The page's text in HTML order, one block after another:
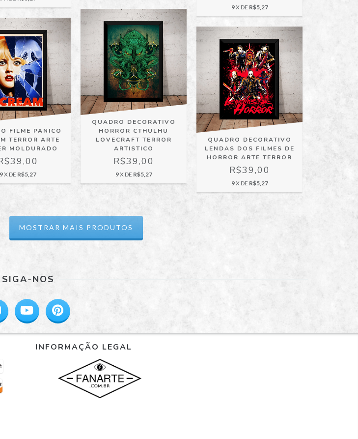
9X DE R$5,27
FILME PANICO
TERROR ARTE
MOLDURADO
9X DE R$5,27
QUADRO DECORATIVO
HORROR CTHULHU
LOVECRAFT TERROR
ARTISTICO
R$39,00
9X DE R$5,27
QUADRO DECORATIVO
LENDAS DOS FILMES DE
HORROR ARTE TERROR
R$39,00
9X DE R$5,27
MOSTRAR MAIS PRODUTOS
SIGA-NOS
INFORMAÇÃO LEGAL